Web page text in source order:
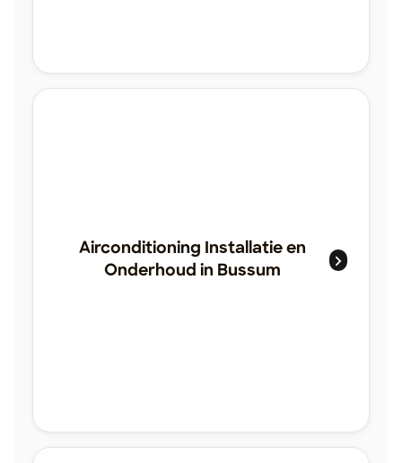
Airconditioning Installatie en
Onderhoud in Bussum